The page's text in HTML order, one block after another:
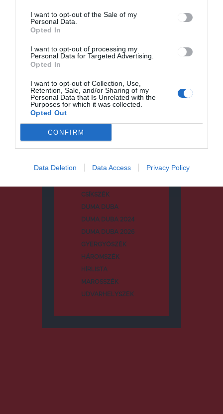
I want to opt-out of the Sale of my
Personal Data.
Opted In
I want to opt-out of processing my
Personal Data for Targeted Advertising.
Opted In
I want to opt-out of Collection, Use,
Retention, Sale, and/or Sharing of my
Personal Data that Is Unrelated with the
Purposes for which it was collected.
Opted Out
CONFIRM
Data Deletion Data Access Privacy Policy
Keresés:
Kategóriák
CSÍKSZÉK
DUMA DUBA
DUMA DUBA 2024
DUMA DUBA 2026
GYERGYÓSZÉK
HÁROMSZÉK
HÍRLISTA
MAROSSZÉK
UDVARHELYSZÉK